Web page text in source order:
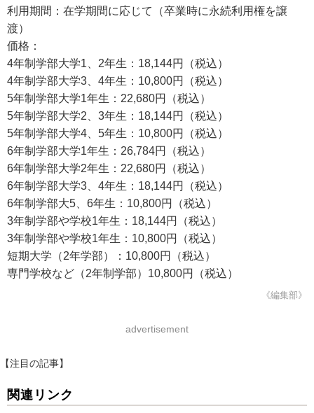
利用期間：在学期間に応じて（卒業時に永続利用権を譲
渡）
価格：
4年制学部大学1、2年生：18,144円（税込）
4年制学部大学3、4年生：10,800円（税込）
5年制学部大学1年生：22,680円（税込）
5年制学部大学2、3年生：18,144円（税込）
5年制学部大学4、5年生：10,800円（税込）
6年制学部大学1年生：26,784円（税込）
6年制学部大学2年生：22,680円（税込）
6年制学部大学3、4年生：18,144円（税込）
6年制学部大5、6年生：10,800円（税込）
3年制学部や学校1年生：18,144円（税込）
3年制学部や学校1年生：10,800円（税込）
短期大学（2年学部）：10,800円（税込）
専門学校など（2年制学部）10,800円（税込）
《編集部》
advertisement
【注目の記事】
関連リンク